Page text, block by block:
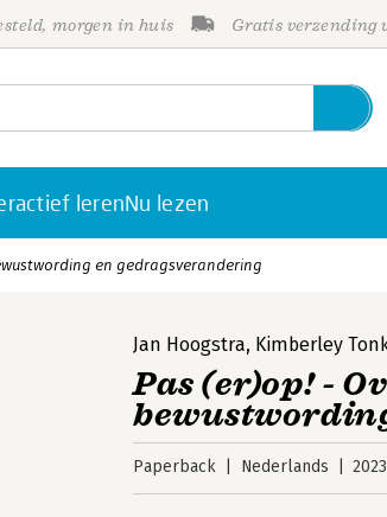
morgen in huis Gratis verzending
lerenNu lezen
en gedragsverandering
Jan Hoogstra, Kimberley
Pas (er)op! -
Paperback Nederlands 2023